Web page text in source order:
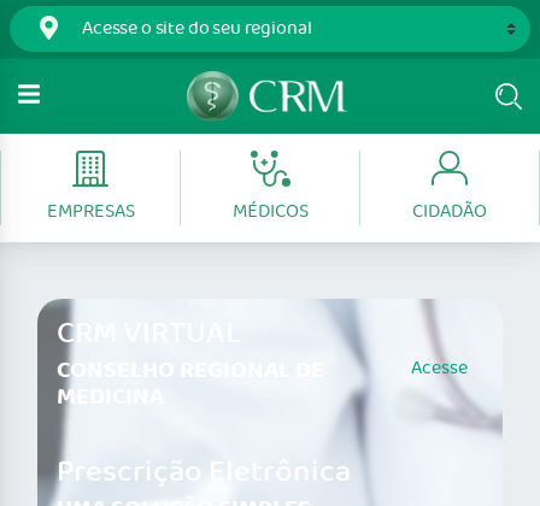
EMPRESAS MÉDICOS CIDADÃO
CRM VIRTUAL
CONSELHO REGIONAL DE
MEDICINA
Acesse
Prescrição Eletrônica